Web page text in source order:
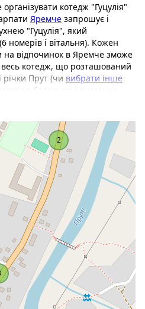
котедж "Гуцулія"
Яремче запрошує і
"Гуцулія", який
номерів і вітальня). Кожен
на відпочинок в Яремче зможе
котедж, що розташований
річки Прут (чи вибрати інше
з балконом і видом на
Інтернету (Wi-Fi) надається
км, ГК Буковель - 40 км, с.
- 35 км. Сауна на дровах,
плату: трансфер,
на замовлення.
Гості можуть
кухнею з мікрохвильовою
ванна кімната
косметичними засобами. Із
видом на гори.
для відпочинку з каміном
кухня, повністю
приготування (газова
піч, електрочайник,
2